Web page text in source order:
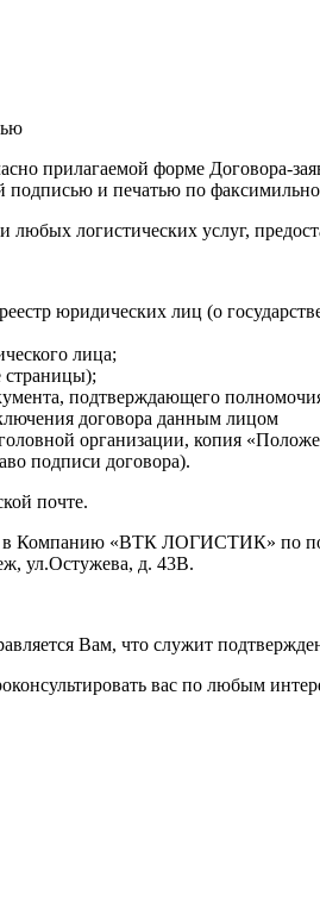
прилагаемой форме Договора-
и печатью по
любых логистических услуг,
юридических лиц (о
лица;
страницы);
подтверждающего
договора данным лицом
организации, копия
подписи договора).
почте.
в Компанию «ВТК ЛОГИСТИК»
ул.Остужева, д. 43В.
Вам, что служит
вас по любым